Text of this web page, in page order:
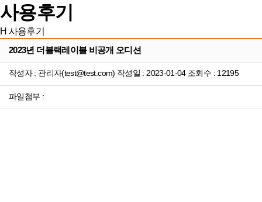
사용후기
H 사용후기
2023년 더블랙레이블 비공개 오디션
작성자 : 관리자(test@test.com) 작성일 : 2023-01-04 조회수 : 12195
파일첨부 :